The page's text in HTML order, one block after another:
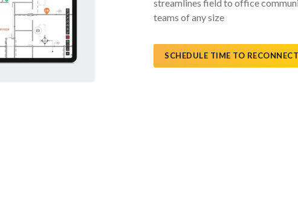
streamlines field to office
teams of any size
SCHEDULE TIME TO RECONNECT